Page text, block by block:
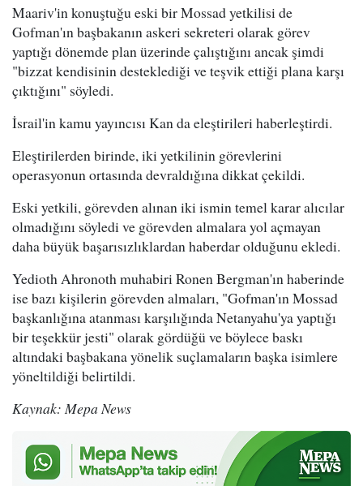
Maariv'in konuştuğu eski bir Mossad yetkilisi de
Gofman'ın başbakanın askeri sekreteri olarak görev
yaptığı dönemde plan üzerinde çalıştığını ancak şimdi
"bizzat kendisinin desteklediği ve teşvik ettiği plana karşı
çıktığını" söyledi.
İsrail'in kamu yayıncısı Kan da eleştirileri haberleştirdi.
Eleştirilerden birinde, iki yetkilinin görevlerini
operasyonun ortasında devraldığına dikkat çekildi.
Eski yetkili, görevden alınan iki ismin temel karar alıcılar
olmadığını söyledi ve görevden almalara yol açmayan
daha büyük başarısızlıklardan haberdar olduğunu ekledi.
Yedioth Ahronoth muhabiri Ronen Bergman'ın haberinde
ise bazı kişilerin görevden almaları, "Gofman'ın Mossad
başkanlığına atanması karşılığında Netanyahu'ya yaptığı
bir teşekkür jesti" olarak gördüğü ve böylece baskı
altındaki başbakana yönelik suçlamaların başka isimlere
yöneltildiği belirtildi.
Kaynak: Mepa News